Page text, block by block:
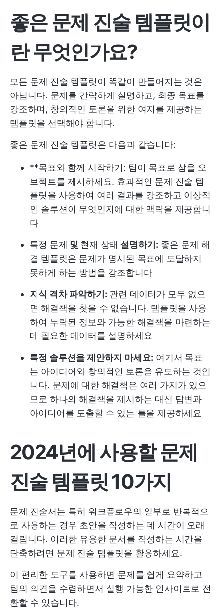
좋은 문제 진술 템플릿이
란 무엇인가요?
모든 문제 진술 템플릿이 똑같이 만들어지는 것은
아닙니다. 문제를 간략하게 설명하고, 최종 목표를
강조하며, 창의적인 토론을 위한 여지를 제공하는
템플릿을 선택해야 합니다.
좋은 문제 진술 템플릿은 다음과 같습니다:
**목표와 함께 시작하기: 팀이 목표로 삼을 오
브젝트를 제시하세요. 효과적인 문제 진술 템
플릿을 사용하여 여러 결과를 강조하고 이상적
인 솔루션이 무엇인지에 대한 맥락을 제공합니
다
특정 문제 및 현재 상태 설명하기: 좋은 문제 해
결 템플릿은 문제가 명시된 목표에 도달하지
못하게 하는 방법을 강조합니다
지식 격차 파악하기: 관련 데이터가 모두 없으
면 해결책을 찾을 수 없습니다. 템플릿을 사용
하여 누락된 정보와 가능한 해결책을 마련하는
데 필요한 데이터를 설명하세요
특정 솔루션을 제안하지 마세요: 여기서 목표
는 아이디어와 창의적인 토론을 유도하는 것입
니다. 문제에 대한 해결책은 여러 가지가 있으
므로 하나의 해결책을 제시하는 대신 답변과
아이디어를 도출할 수 있는 틀을 제공하세요
2024년에 사용할 문제
진술 템플릿 10가지
문제 진술서는 특히 워크플로우의 일부로 반복적으
로 사용하는 경우 초안을 작성하는 데 시간이 오래
걸립니다. 이러한 유용한 문서를 작성하는 시간을
단축하려면 문제 진술 템플릿을 활용하세요.
이 편리한 도구를 사용하면 문제를 쉽게 요약하고
팀의 의견을 수렴하면서 실행 가능한 인사이트로 전
환할 수 있습니다.